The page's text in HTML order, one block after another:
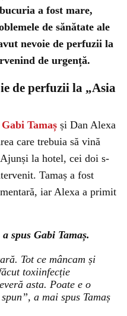
a fost mare,
de sănătate ale
nevoie de perfuzii la
de urgență.
de perfuzii la „Asia
Gabi Tamaș și Dan Alexa
care trebuia să vină
la hotel, cei doi s-
Tamaș a fost
iar Alexa a primit
spus Gabi Tamaș.
Tot ce mâncam și
toxiinfecție
asta. Poate e o
a mai spus Tamaș